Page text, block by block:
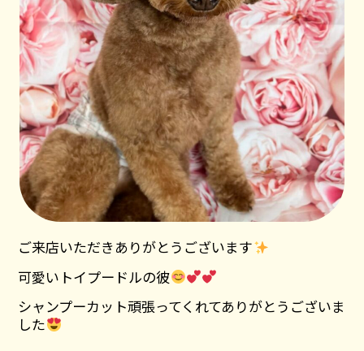
ご来店いただきありがとうございます
可愛いトイプードルの彼
シャンプーカット頑張ってくれてありがとうございま
した